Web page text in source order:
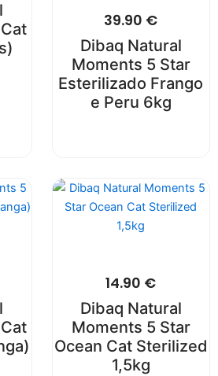
39.90 €
Dibaq Natural
Moments 5 Star
Esterilizado Frango
e Peru 6kg
14.90 €
Dibaq Natural
Moments 5 Star
Ocean Cat Sterilized
1,5kg